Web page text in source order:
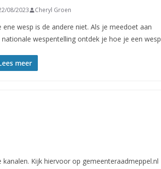
08/2023 Cheryl Groen
ene wesp is de andere niet. Als je meedoet aan
nationale wespentelling ontdek je hoe je een wesp
meer
Kijk hiervoor op gemeenteraadmeppel.nl